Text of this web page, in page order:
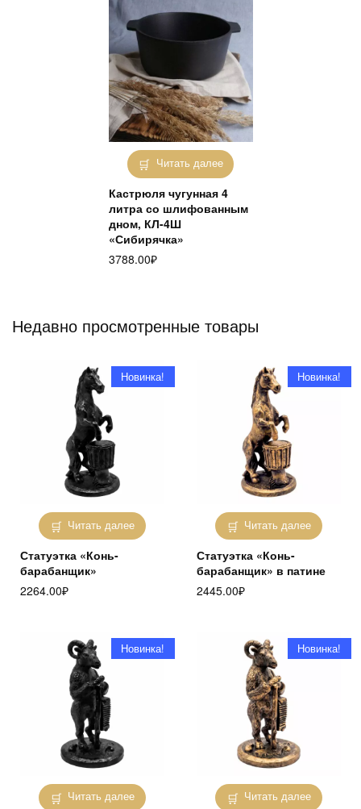
Читать далее
Кастрюля чугунная 4
литра со шлифованным
дном, КЛ-4Ш
«Сибирячка»
3788.00₽
Недавно просмотренные товары
Читать далее
Новинка!
Статуэтка «Конь-
барабанщик»
2264.00₽
Читать далее
Новинка!
Статуэтка «Конь-
барабанщик» в патине
2445.00₽
Читать далее
Новинка!
Читать далее
Новинка!